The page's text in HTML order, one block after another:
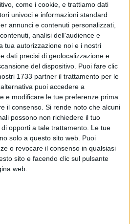
come i cookie, e trattiamo dati
univoci e informazioni standard
annunci e contenuti personalizzati,
analisi dell'audience e
tua autorizzazione noi e i nostri
dati precisi di geolocalizzazione e
del dispositivo. Puoi fare clic
1733 partner il trattamento per le
puoi accedere a
e modificare le tue preferenze prima
il consenso. Si rende noto che alcuni
possono non richiedere il tuo
opporti a tale trattamento. Le tue
solo a questo sito web. Puoi
o revocare il consenso in qualsiasi
sito e facendo clic sul pulsante
web.
nella notte nell'atrio di un
con ingresso invia Piscitelli.
distrutte, tra cui dueFiat Punto
dolosa, è divampato intorno alle
dello stabile non distante
A lanciare l'allarme un